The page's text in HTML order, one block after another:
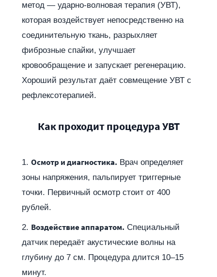
метод — ударно-волновая терапия (УВТ),
которая воздействует непосредственно на
соединительную ткань, разрыхляет
фиброзные спайки, улучшает
кровообращение и запускает регенерацию.
Хороший результат даёт совмещение УВТ с
рефлексотерапией.
Как проходит процедура УВТ
Осмотр и диагностика. Врач определяет
зоны напряжения, пальпирует триггерные
точки. Первичный осмотр стоит от 400
рублей.
Воздействие аппаратом. Специальный
датчик передаёт акустические волны на
глубину до 7 см. Процедура длится 10–15
минут.